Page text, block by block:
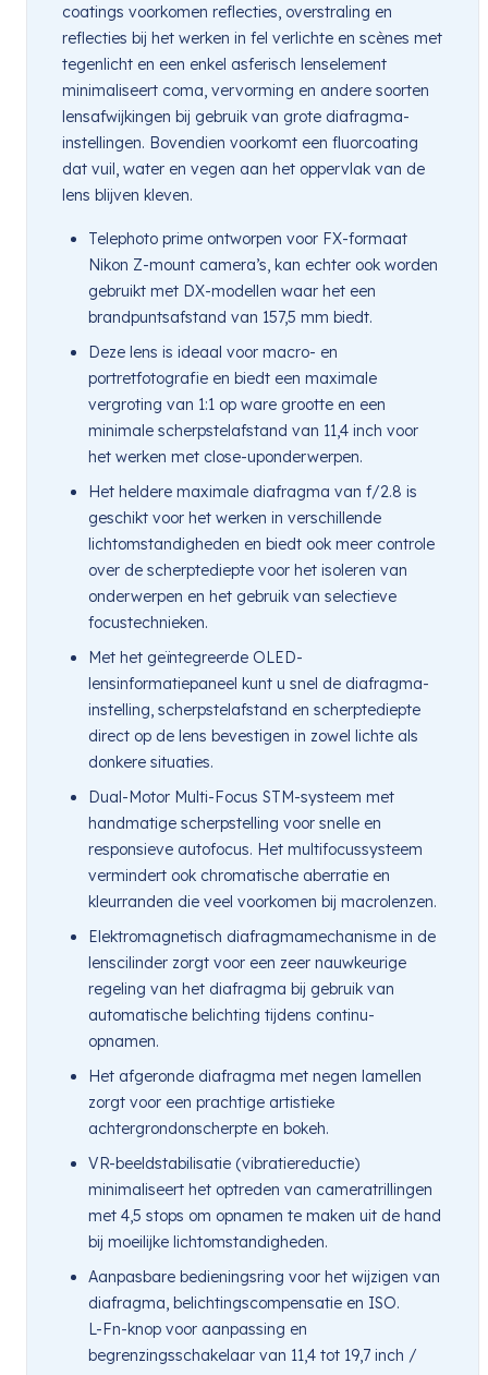
coatings voorkomen reflecties, overstraling en
reflecties bij het werken in fel verlichte en scènes met
tegenlicht en een enkel asferisch lenselement
minimaliseert coma, vervorming en andere soorten
lensafwijkingen bij gebruik van grote diafragma-
instellingen. Bovendien voorkomt een fluorcoating
dat vuil, water en vegen aan het oppervlak van de
lens blijven kleven.
Telephoto prime ontworpen voor FX-formaat
Nikon Z-mount camera’s, kan echter ook worden
gebruikt met DX-modellen waar het een
brandpuntsafstand van 157,5 mm biedt.
Deze lens is ideaal voor macro- en
portretfotografie en biedt een maximale
vergroting van 1:1 op ware grootte en een
minimale scherpstelafstand van 11,4 inch voor
het werken met close-uponderwerpen.
Het heldere maximale diafragma van f/2.8 is
geschikt voor het werken in verschillende
lichtomstandigheden en biedt ook meer controle
over de scherptediepte voor het isoleren van
onderwerpen en het gebruik van selectieve
focustechnieken.
Met het geïntegreerde OLED-
lensinformatiepaneel kunt u snel de diafragma-
instelling, scherpstelafstand en scherptediepte
direct op de lens bevestigen in zowel lichte als
donkere situaties.
Dual-Motor Multi-Focus STM-systeem met
handmatige scherpstelling voor snelle en
responsieve autofocus. Het multifocussysteem
vermindert ook chromatische aberratie en
kleurranden die veel voorkomen bij macrolenzen.
Elektromagnetisch diafragmamechanisme in de
lenscilinder zorgt voor een zeer nauwkeurige
regeling van het diafragma bij gebruik van
automatische belichting tijdens continu-
opnamen.
Het afgeronde diafragma met negen lamellen
zorgt voor een prachtige artistieke
achtergrondonscherpte en bokeh.
VR-beeldstabilisatie (vibratiereductie)
minimaliseert het optreden van cameratrillingen
met 4,5 stops om opnamen te maken uit de hand
bij moeilijke lichtomstandigheden.
Aanpasbare bedieningsring voor het wijzigen van
diafragma, belichtingscompensatie en ISO.
L-Fn-knop voor aanpassing en
begrenzingsschakelaar van 11,4 tot 19,7 inch /